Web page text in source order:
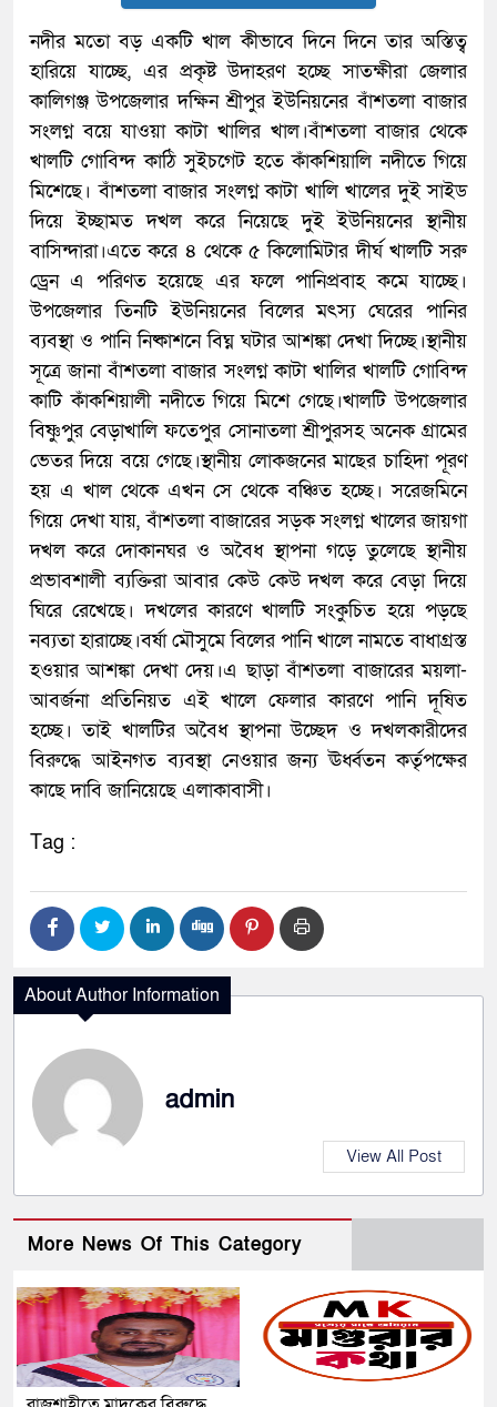
নদীর মতো বড় একটি খাল কীভাবে দিনে দিনে তার অস্তিত্ব
হারিয়ে যাচ্ছে, এর প্রকৃষ্ট উদাহরণ হচ্ছে সাতক্ষীরা জেলার
কালিগঞ্জ উপজেলার দক্ষিন শ্রীপুর ইউনিয়নের বাঁশতলা বাজার
সংলগ্ন বয়ে যাওয়া কাটা খালির খাল।বাঁশতলা বাজার থেকে
খালটি গোবিন্দ কাঠি সুইচগেট হতে কাঁকশিয়ালি নদীতে গিয়ে
মিশেছে। বাঁশতলা বাজার সংলগ্ন কাটা খালি খালের দুই সাইড
দিয়ে ইচ্ছামত দখল করে নিয়েছে দুই ইউনিয়নের স্থানীয়
বাসিন্দারা।এতে করে ৪ থেকে ৫ কিলোমিটার দীর্ঘ খালটি সরু
ড্রেন এ পরিণত হয়েছে এর ফলে পানিপ্রবাহ কমে যাচ্ছে।
উপজেলার তিনটি ইউনিয়নের বিলের মৎস্য ঘেরের পানির
ব্যবস্থা ও পানি নিষ্কাশনে বিঘ্ন ঘটার আশঙ্কা দেখা দিচ্ছে।স্থানীয়
সূত্রে জানা বাঁশতলা বাজার সংলগ্ন কাটা খালির খালটি গোবিন্দ
কাটি কাঁকশিয়ালী নদীতে গিয়ে মিশে গেছে।খালটি উপজেলার
বিষ্ণুপুর বেড়াখালি ফতেপুর সোনাতলা শ্রীপুরসহ অনেক গ্রামের
ভেতর দিয়ে বয়ে গেছে।স্থানীয় লোকজনের মাছের চাহিদা পূরণ
হয় এ খাল থেকে এখন সে থেকে বঞ্চিত হচ্ছে। সরেজমিনে
গিয়ে দেখা যায়, বাঁশতলা বাজারের সড়ক সংলগ্ন খালের জায়গা
দখল করে দোকানঘর ও অবৈধ স্থাপনা গড়ে তুলেছে স্থানীয়
প্রভাবশালী ব্যক্তিরা আবার কেউ কেউ দখল করে বেড়া দিয়ে
ঘিরে রেখেছে। দখলের কারণে খালটি সংকুচিত হয়ে পড়ছে
নব্যতা হারাচ্ছে।বর্ষা মৌসুমে বিলের পানি খালে নামতে বাধাগ্রস্ত
হওয়ার আশঙ্কা দেখা দেয়।এ ছাড়া বাঁশতলা বাজারের ময়লা-
আবর্জনা প্রতিনিয়ত এই খালে ফেলার কারণে পানি দূষিত
হচ্ছে। তাই খালটির অবৈধ স্থাপনা উচ্ছেদ ও দখলকারীদের
বিরুদ্ধে আইনগত ব্যবস্থা নেওয়ার জন্য ঊর্ধ্বতন কর্তৃপক্ষের
কাছে দাবি জানিয়েছে এলাকাবাসী।
Tag :
About Author Information
admin
View All Post
More News Of This Category